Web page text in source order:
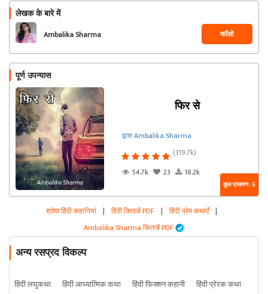
लेखक के बारे में
Ambalika Sharma फॉलो
पूर्ण उपन्यास
फिर से
द्वारा Ambalika Sharma
(319.7k)
54.7k
23 18.2k
कुल प्रकरण : 5
श्रेष्ठ हिंदी कहानियां | हिंदी किताबें PDF | हिंदी प्रेम कथाएँ |
Ambalika Sharma किताबें PDF
अन्य रसप्रद विकल्प
हिंदी लघुकथा हिंदी आध्यात्मिक कथा हिंदी फिक्शन कहानी हिंदी प्रेरक कथा